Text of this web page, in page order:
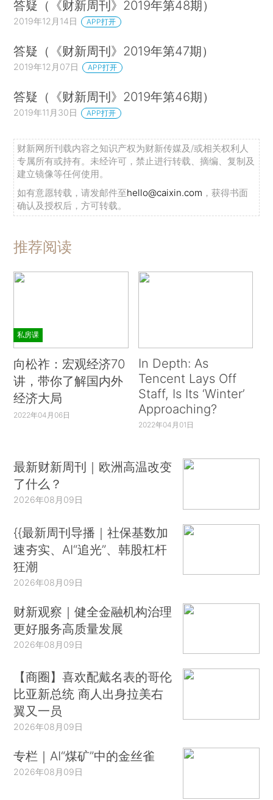
答疑（《财新周刊》2019年第48期）
2019年12月14日 APP打开
答疑（《财新周刊》2019年第47期）
2019年12月07日 APP打开
答疑（《财新周刊》2019年第46期）
2019年11月30日 APP打开
财新网所刊载内容之知识产权为财新传媒及/或相关权利人
专属所有或持有。未经许可，禁止进行转载、摘编、复制及
建立镜像等任何使用。
如有意愿转载，请发邮件至hello@caixin.com ，获得书面
确认及授权后，方可转载。
推荐阅读
私房课
向松祚：宏观经济70
讲，带你了解国内外
经济大局
2022年04月06日
In Depth: As
Tencent Lays Off
Staff, Is Its ‘Winter’
Approaching?
2022年04月01日
最新财新周刊｜欧洲高温改变
了什么？
2026年08月09日
{{最新周刊导播｜社保基数加
速夯实、AI“追光”、韩股杠杆
狂潮
2026年08月09日
财新观察｜健全金融机构治理
更好服务高质量发展
2026年08月09日
【商圈】喜欢配戴名表的哥伦
比亚新总统 商人出身拉美右
翼又一员
2026年08月09日
专栏｜AI“煤矿”中的金丝雀
2026年08月09日